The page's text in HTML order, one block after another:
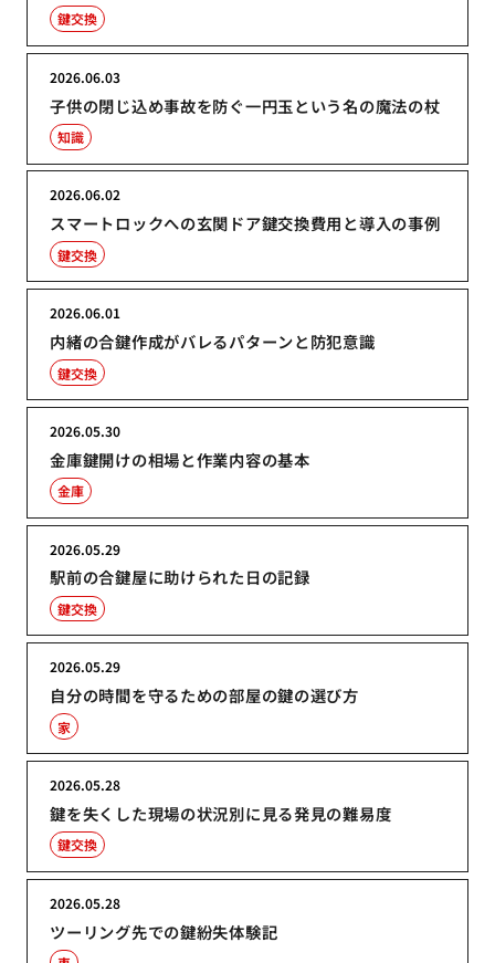
鍵交換
子供の閉じ込め事故を防ぐ一円玉という名の魔法の杖
2026.06.03
知識
スマートロックへの玄関ドア鍵交換費用と導入の事例
2026.06.02
鍵交換
内緒の合鍵作成がバレるパターンと防犯意識
2026.06.01
鍵交換
金庫鍵開けの相場と作業内容の基本
2026.05.30
金庫
駅前の合鍵屋に助けられた日の記録
2026.05.29
鍵交換
自分の時間を守るための部屋の鍵の選び方
2026.05.29
家
鍵を失くした現場の状況別に見る発見の難易度
2026.05.28
鍵交換
ツーリング先での鍵紛失体験記
2026.05.28